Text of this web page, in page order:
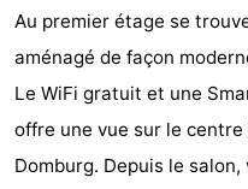
de
-
de
Aires
-
Au premier étage se
aménagé de façon
Le WiFi gratuit et une
offre une vue sur le
Domburg. Depuis le